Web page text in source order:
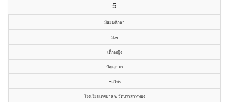
5
มัธยมศึกษา
ม.๓
เด็กหญิง
ปัญญาพร
ชลไพร
โรงเรียนเทศบาล ๒ วัดปราสาททอง